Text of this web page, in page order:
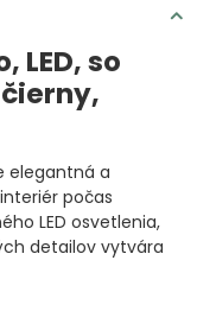
LED, so
elegantná a
počas
LED osvetlenia,
detailov vytvára